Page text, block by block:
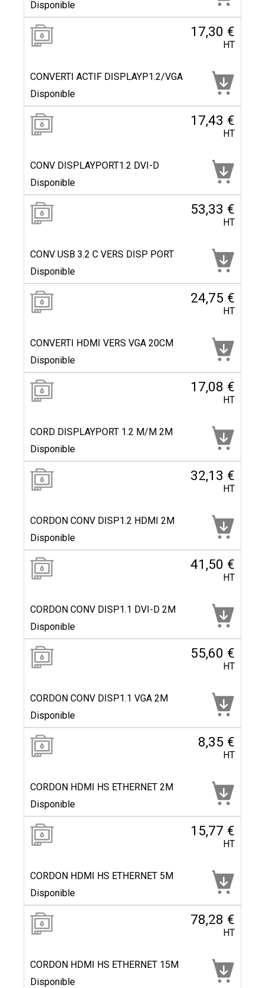
Disponible
17,30 €
HT
CONVERTI ACTIF DISPLAYP1.2/VGA
Disponible
17,43 €
HT
CONV DISPLAYPORT1.2 DVI-D
Disponible
53,33 €
HT
CONV USB 3.2 C VERS DISP PORT
Disponible
24,75 €
HT
CONVERTI HDMI VERS VGA 20CM
Disponible
17,08 €
HT
CORD DISPLAYPORT 1.2 M/M 2M
Disponible
32,13 €
HT
CORDON CONV DISP1.2 HDMI 2M
Disponible
41,50 €
HT
CORDON CONV DISP1.1 DVI-D 2M
Disponible
55,60 €
HT
CORDON CONV DISP1.1 VGA 2M
Disponible
8,35 €
HT
CORDON HDMI HS ETHERNET 2M
Disponible
15,77 €
HT
CORDON HDMI HS ETHERNET 5M
Disponible
78,28 €
HT
CORDON HDMI HS ETHERNET 15M
Disponible